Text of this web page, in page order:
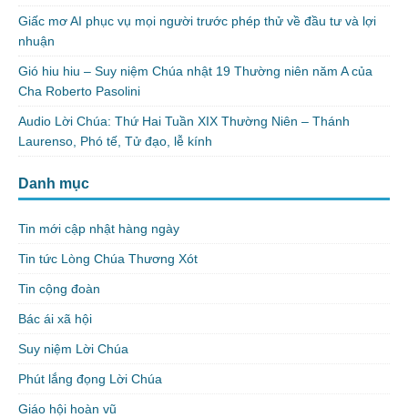
Giấc mơ AI phục vụ mọi người trước phép thử về đầu tư và lợi
nhuận
Gió hiu hiu – Suy niệm Chúa nhật 19 Thường niên năm A của
Cha Roberto Pasolini
Audio Lời Chúa: Thứ Hai Tuần XIX Thường Niên – Thánh
Laurenso, Phó tế, Tử đạo, lễ kính
Danh mục
Tin mới cập nhật hàng ngày
Tin tức Lòng Chúa Thương Xót
Tin cộng đoàn
Bác ái xã hội
Suy niệm Lời Chúa
Phút lắng đọng Lời Chúa
Giáo hội hoàn vũ